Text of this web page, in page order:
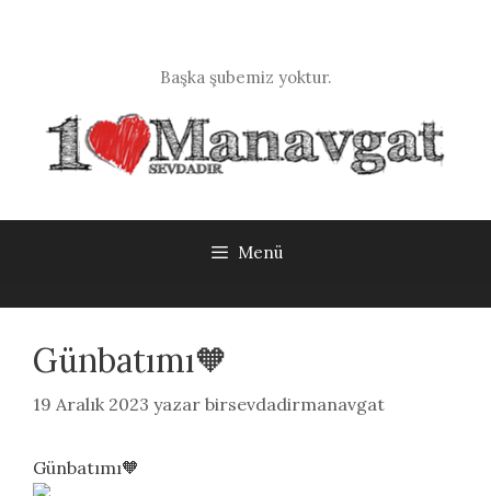
Başka şubemiz yoktur.
Menü
Günbatımı🧡
19 Aralık 2023 yazar birsevdadirmanavgat
Günbatımı🧡